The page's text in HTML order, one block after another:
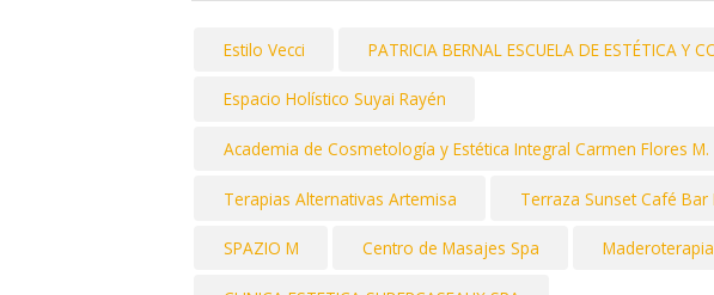
Estilo Vecci PATRICIA BERNAL ESCUELA DE ESTÉTICA Y
Espacio Holístico Suyai Rayén
Academia de Cosmetología y Estética Integral Carmen Flores M.
Terapias Alternativas Artemisa Terraza Sunset Café Bar
SPAZIO M Centro de Masajes Spa